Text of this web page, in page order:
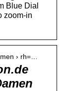
Blue Dial
zoom-in
› rh=…